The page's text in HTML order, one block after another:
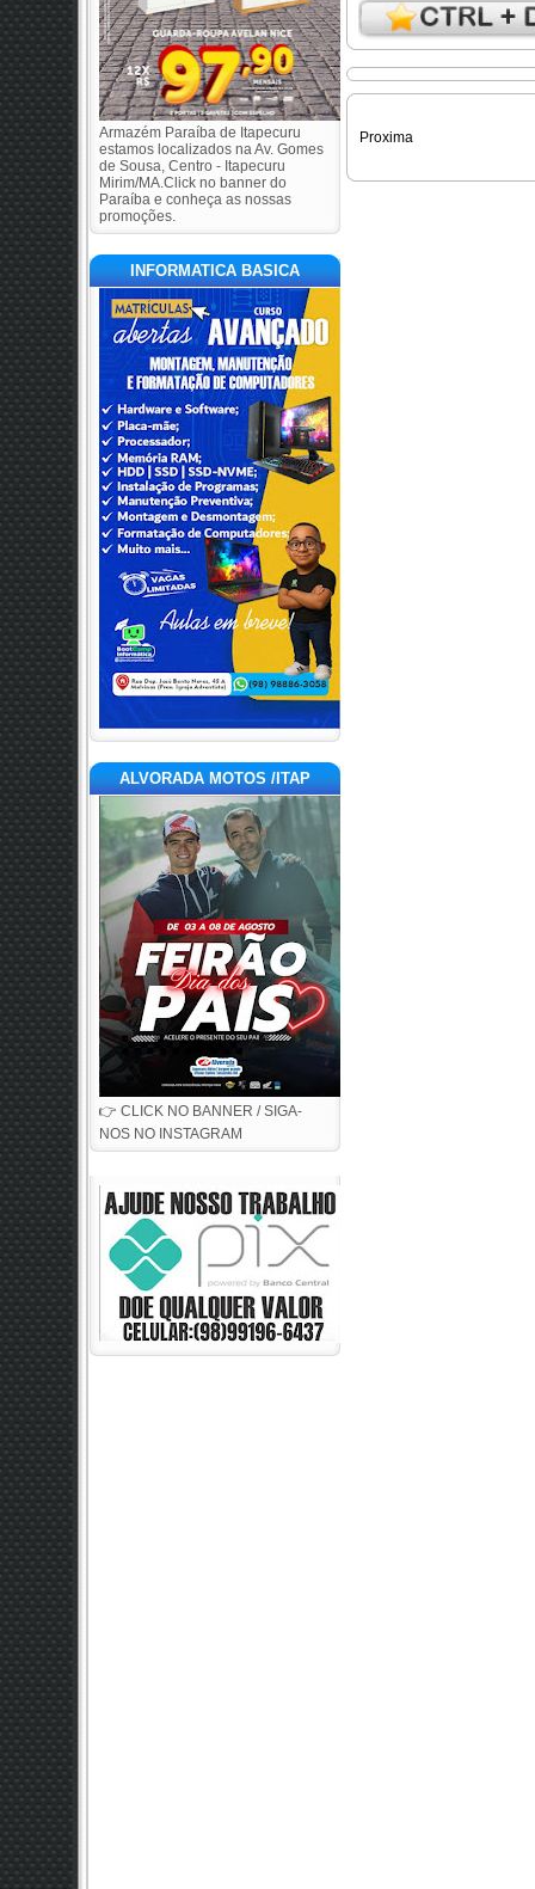
Armazém Paraíba de Itapecuru
estamos localizados na Av. Gomes
de Sousa, Centro - Itapecuru
Mirim/MA.Click no banner do
Paraíba e conheça as nossas
promoções.
INFORMATICA BASICA
ALVORADA MOTOS /ITAP
👉 CLICK NO BANNER / SIGA-
NOS NO INSTAGRAM
Proxima